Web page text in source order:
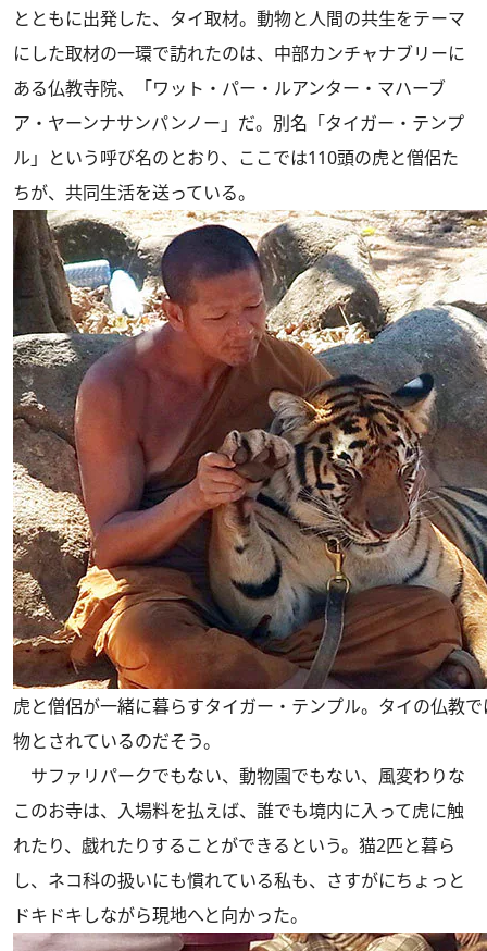
とともに出発した、タイ取材。動物と人間の共生をテーマ
にした取材の一環で訪れたのは、中部カンチャナブリーに
ある仏教寺院、「ワット・パー・ルアンター・マハーブ
ア・ヤーンナサンパンノー」だ。別名「タイガー・テンプ
ル」という呼び名のとおり、ここでは110頭の虎と僧侶た
ちが、共同生活を送っている。
虎と僧侶が一緒に暮らすタイガー・テンプル。タイの仏教
物とされているのだそう。
サファリパークでもない、動物園でもない、風変わりな
このお寺は、入場料を払えば、誰でも境内に入って虎に触
れたり、戯れたりすることができるという。猫2匹と暮ら
し、ネコ科の扱いにも慣れている私も、さすがにちょっと
ドキドキしながら現地へと向かった。